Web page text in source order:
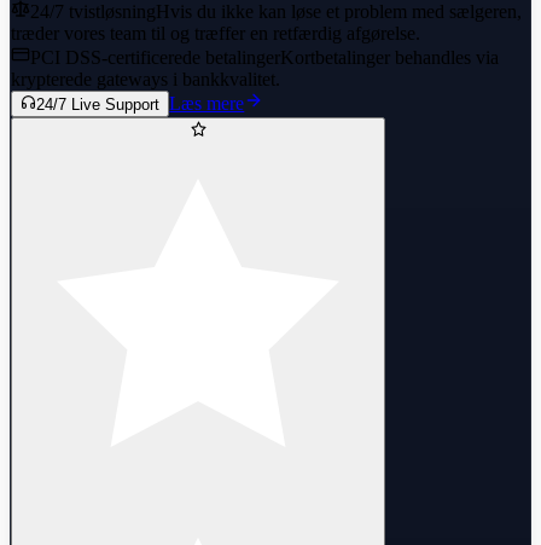
24/7 tvistløsningHvis du ikke kan løse et problem med sælgeren,
træder vores team til og træffer en retfærdig afgørelse.
PCI DSS-certificerede betalingerKortbetalinger behandles via
krypterede gateways i bankkvalitet.
24/7 Live Support Læs mere